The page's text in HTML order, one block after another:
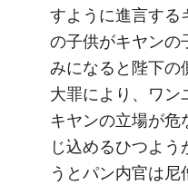
すように進言する
の子供がキヤンの
みになると陛下の
大罪により、ワン
キヤンの立場が危
じ込めるひつよ
うとパン内官は